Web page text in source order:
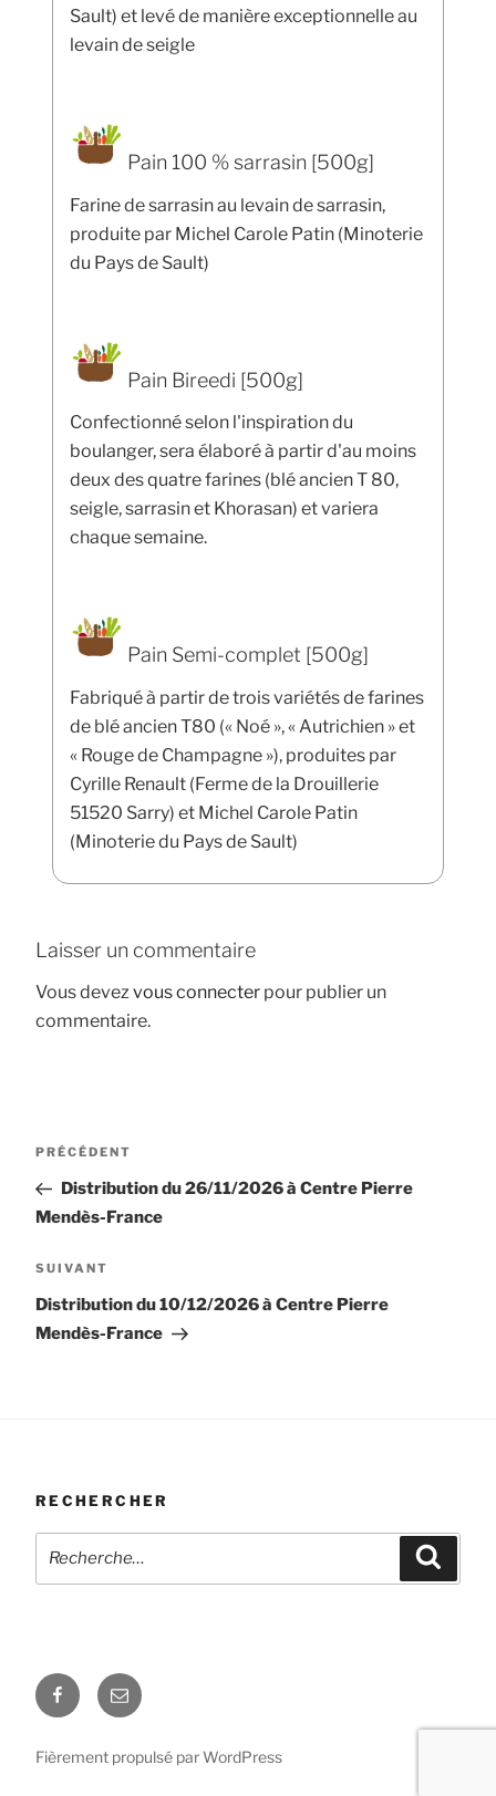
Sault) et levé de manière exceptionnelle au
levain de seigle
Pain 100 % sarrasin [500g]
Farine de sarrasin au levain de sarrasin,
produite par Michel Carole Patin (Minoterie
du Pays de Sault)
Pain Bireedi [500g]
Confectionné selon l'inspiration du
boulanger, sera élaboré à partir d'au moins
deux des quatre farines (blé ancien T 80,
seigle, sarrasin et Khorasan) et variera
chaque semaine.
Pain Semi-complet [500g]
Fabriqué à partir de trois variétés de farines
de blé ancien T80 (« Noé », « Autrichien » et
« Rouge de Champagne »), produites par
Cyrille Renault (Ferme de la Drouillerie
51520 Sarry) et Michel Carole Patin
(Minoterie du Pays de Sault)
Laisser un commentaire
Vous devezvous connecter pour publier un
commentaire.
Navigation
l’article
Article
précédent
PRÉCÉDENT
Distribution du 26/11/2026 à Centre Pierre
Mendès-France
Article
suivant
SUIVANT
Distribution du 10/12/2026 à Centre Pierre
Mendès-France
RECHERCHER
Recherche
Facebook
E-
mail
Fièrement propulsé par WordPress